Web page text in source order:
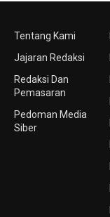
Tentang Kami
Jajaran Redaksi
Redaksi Dan
Pemasaran
Pedoman Media
Siber